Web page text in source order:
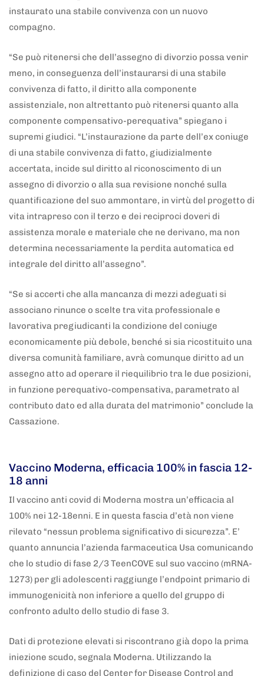
instaurato una stabile convivenza con un nuovo
compagno.
“Se può ritenersi che dell’assegno di divorzio possa venir
meno, in conseguenza dell’instaurarsi di una stabile
convivenza di fatto, il diritto alla componente
assistenziale, non altrettanto può ritenersi quanto alla
componente compensativo-perequativa” spiegano i
supremi giudici. “L’instaurazione da parte dell’ex coniuge
di una stabile convivenza di fatto, giudizialmente
accertata, incide sul diritto al riconoscimento di un
assegno di divorzio o alla sua revisione nonché sulla
quantificazione del suo ammontare, in virtù del progetto di
vita intrapreso con il terzo e dei reciproci doveri di
assistenza morale e materiale che ne derivano, ma non
determina necessariamente la perdita automatica ed
integrale del diritto all’assegno”.
“Se si accerti che alla mancanza di mezzi adeguati si
associano rinunce o scelte tra vita professionale e
lavorativa pregiudicanti la condizione del coniuge
economicamente più debole, benché si sia ricostituito una
diversa comunità familiare, avrà comunque diritto ad un
assegno atto ad operare il riequilibrio tra le due posizioni,
in funzione perequativo-compensativa, parametrato al
contributo dato ed alla durata del matrimonio” conclude la
Cassazione.
Vaccino Moderna, efficacia 100% in fascia 12-
18 anni
Il vaccino anti covid di Moderna mostra un’efficacia al
100% nei 12-18enni. E in questa fascia d’età non viene
rilevato “nessun problema significativo di sicurezza”. E’
quanto annuncia l’azienda farmaceutica Usa comunicando
che lo studio di fase 2/3 TeenCOVE sul suo vaccino (mRNA-
1273) per gli adolescenti raggiunge l’endpoint primario di
immunogenicità non inferiore a quello del gruppo di
confronto adulto dello studio di fase 3.
Dati di protezione elevati si riscontrano già dopo la prima
iniezione scudo, segnala Moderna. Utilizzando la
definizione di caso del Center for Disease Control and